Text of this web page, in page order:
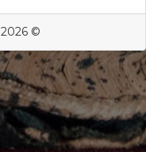
© 2026 جميع الحقوق محفوظة